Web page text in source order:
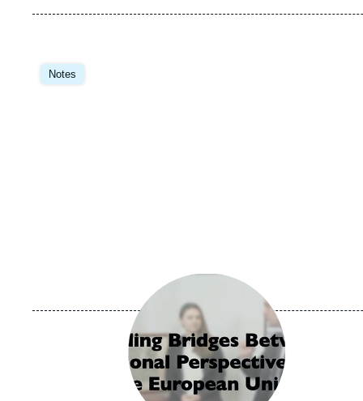
Notes
Image
principale
principale
médiatique